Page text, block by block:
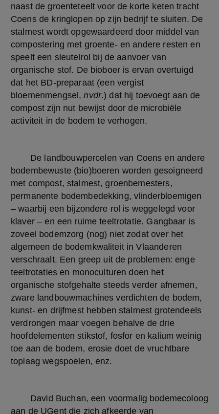
naast de groenteteelt voor de korte keten tracht
Coens de kringlopen op zijn bedrijf te sluiten. De
stalmest wordt opgewaardeerd door middel van
compostering met groente- en andere resten en
speelt een sleutelrol bij de aanvoer van
organische stof. De bioboer is ervan overtuigd
dat het BD-preparaat (een vergist
bloemenmengsel, nvdr.) dat hij toevoegt aan de
compost zijn nut bewijst door de microbiële
activiteit in de bodem te verhogen.
bodembewuste (bio)boeren worden gesoigneerd
met compost, stalmest, groenbemesters,
permanente bodembedekking, vlinderbloemigen
– waarbij een bijzondere rol is weggelegd voor
klaver – en een ruime teeltrotatie. Gangbaar is
zoveel bodemzorg (nog) niet zodat over het
algemeen de bodemkwaliteit in Vlaanderen
verschraalt. Een greep uit de problemen: enge
teeltrotaties en monoculturen doen het
organische stofgehalte steeds verder afnemen,
zware landbouwmachines verdichten de bodem,
kunst- en drijfmest hebben stalmest grotendeels
verdrongen maar voegen behalve de drie
hoofdelementen stikstof, fosfor en kalium weinig
toe aan de bodem, erosie doet de vruchtbare
toplaag wegspoelen, enz.
aan de UGent die zich afkeerde van